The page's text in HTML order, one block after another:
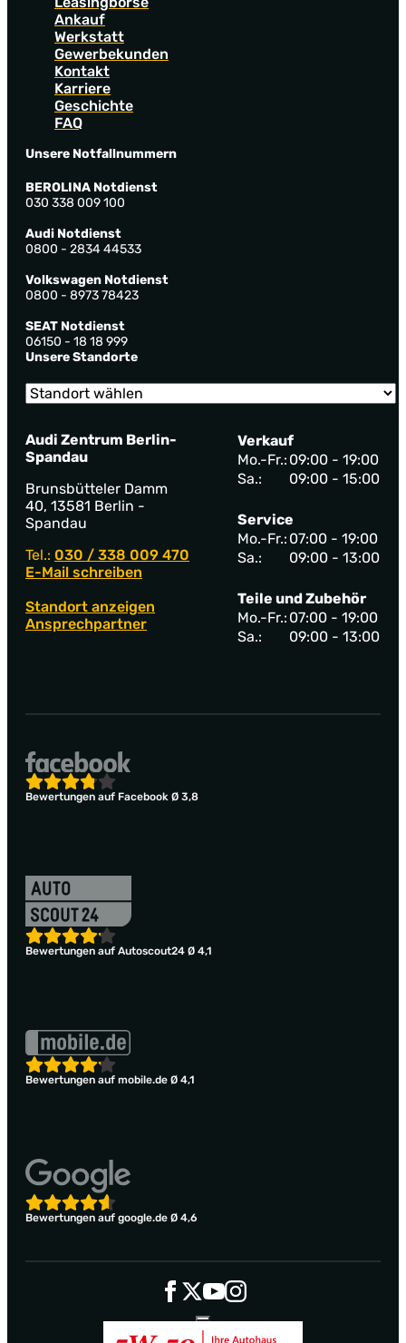
Ankauf
Werkstatt
Gewerbekunden
Kontakt
Karriere
Geschichte
FAQ
Unsere Notfallnummern
BEROLINA Notdienst
030 338 009 100
Audi Notdienst
0800 - 2834 44533
Volkswagen Notdienst
0800 - 8973 78423
SEAT Notdienst
06150 - 18 18 999
Unsere Standorte
Audi Zentrum Berlin-
Spandau
Brunsbütteler Damm
40, 13581 Berlin -
Spandau
Tel.: 030 / 338 009 470
E-Mail schreiben
Standort anzeigen
Ansprechpartner
Verkauf
Mo.-Fr.: 09:00 - 19:00
Sa.:
09:00 - 15:00
Service
Mo.-Fr.: 07:00 - 19:00
Sa.:
09:00 - 13:00
Teile und Zubehör
Mo.-Fr.: 07:00 - 19:00
Sa.:
09:00 - 13:00
Bewertungen auf Facebook Ø 3,8
Bewertungen auf Autoscout24 Ø 4,1
Bewertungen auf mobile.de Ø 4,1
Bewertungen auf google.de Ø 4,6